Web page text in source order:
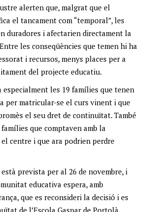
alerten que, malgrat que el
el tancament com “temporal”, les
duradores i afectarien directament la
les conseqüències que temen hi ha
i recursos, menys places per a
del projecte educatiu.
les 19 famílies que tenen
per matricular-se el curs vinent i que
el seu dret de continuïtat. També
que comptaven amb la
centre i que ara podrien perdre
prevista per al 26 de novembre, i
educativa espera, amb
que es reconsideri la decisió i es
de l’Escola Gaspar de Portolà.